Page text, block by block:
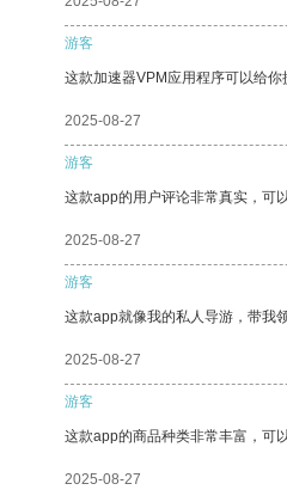
游客
这款加速器VPM应用程序可以给你
2025-08-27
游客
这款app的用户评论非常真实，可
2025-08-27
游客
这款app就像我的私人导游，带我
2025-08-27
游客
这款app的商品种类非常丰富，可
2025-08-27